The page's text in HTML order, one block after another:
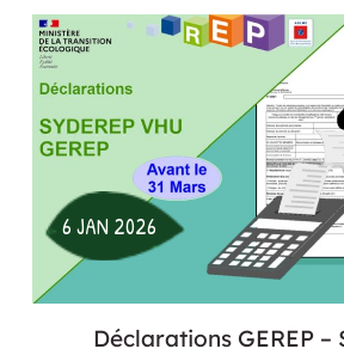
6 JAN 2026
Déclarations GEREP –